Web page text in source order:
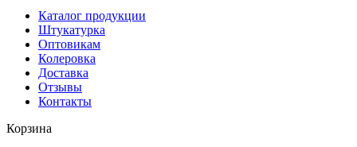
Каталог продукции
Штукатурка
Оптовикам
Колеровка
Доставка
Отзывы
Контакты
Корзина